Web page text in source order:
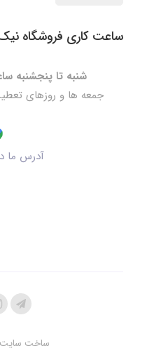
ساعت کاری فروشگاه
شنبه تا پنجشنبه ساعت های
جمعه ها و روزهای
آدرس ما
ساخت